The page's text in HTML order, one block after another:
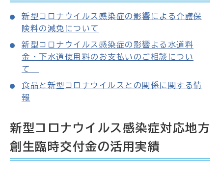
新型コロナウイルス感染症の影響による介護保
険料の減免について
新型コロナウイルス感染症の影響よる水道料
金・下水道使用料のお支払いのご相談につい
て
食品と新型コロナウイルスとの関係に関する情
報
新型コロナウイルス感染症対応地方
創生臨時交付金の活用実績